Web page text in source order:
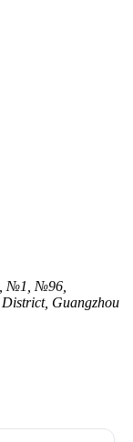
№1, №96,
Guangzhou